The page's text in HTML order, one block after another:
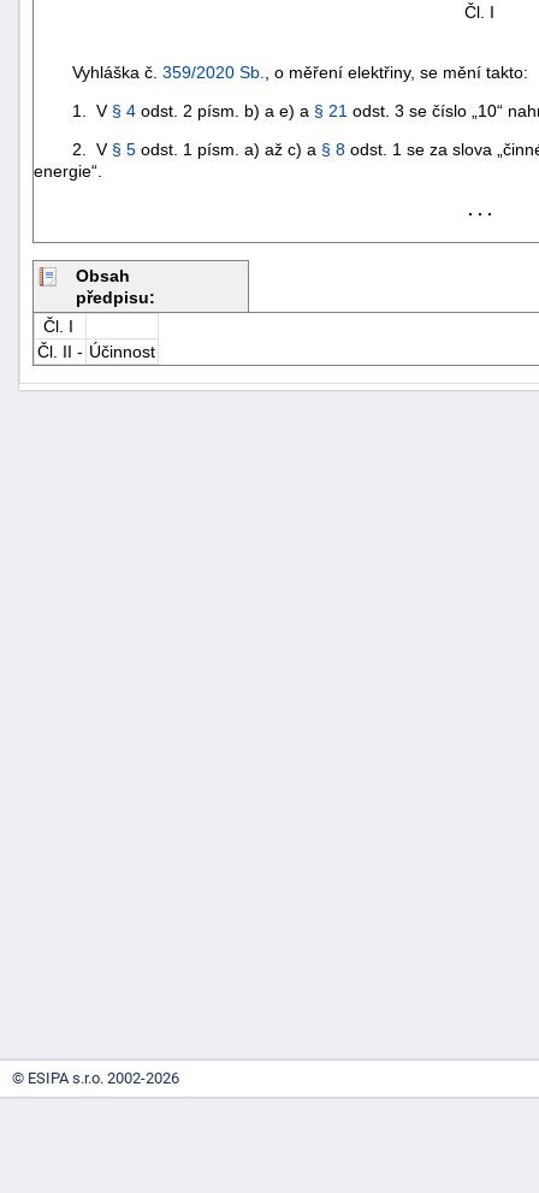
Čl. I
Vyhláška č. 359/2020 Sb.
, o měření elektřiny, se mění takto:
1. V § 4 odst. 2 písm. b) a e) a § 21 odst. 3 se číslo „10“
2. V § 5 odst. 1 písm. a) až c) a § 8 odst. 1 se za slova
energie“.
. . .
Obsah
předpisu:
Čl. I
Čl. II - Účinnost
škody
© ESIPA s.r.o. 2002-2026